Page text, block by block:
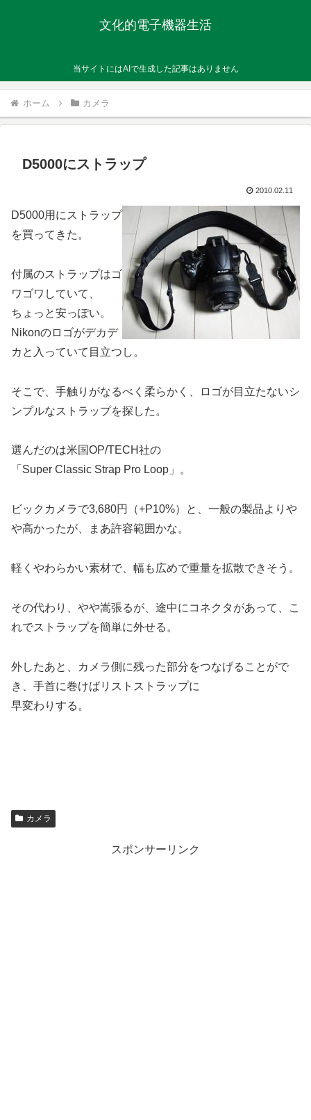
文化的電子機器生活
当サイトにはAIで生成した記事はありません
ホーム カメラ
D5000にストラップ
2010.02.11
D5000用にストラップ
を買ってきた。
付属のストラップはゴ
ワゴワしていて、
ちょっと安っぽい。
Nikonのロゴがデカデ
カと入っていて目立つし。
そこで、手触りがなるべく柔らかく、ロゴが目立たないシ
ンプルなストラップを探した。
選んだのは米国OP/TECH社の
「Super Classic Strap Pro Loop」。
ビックカメラで3,680円（+P10%）と、一般の製品よりや
や高かったが、まあ許容範囲かな。
軽くやわらかい素材で、幅も広めで重量を拡散できそう。
その代わり、やや嵩張るが、途中にコネクタがあって、こ
れでストラップを簡単に外せる。
外したあと、カメラ側に残った部分をつなげることがで
き、手首に巻けばリストストラップに
早変わりする。
カメラ
スポンサーリンク